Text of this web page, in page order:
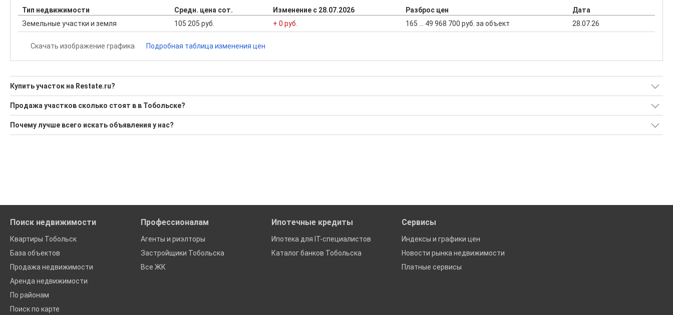
Тип недвижимости Средн. цена сот. Изменение с 28.07.2026 Разброс цен
Дата
Земельные участки и земля
105 205 руб. + 0 руб. 165 ... 49 968 700 руб. за объект 28.07.26
Скачать изображение графика Подробная таблица изменения цен
Купить участок на Restate.ru?
3 актуальных и проверенных объявления
Продажа участков сколько стоят в в Тобольске?
Минимальная цена: 350 000 Р. Максимальная цена: 3 490 000 Р; Средняя: 1 446 667 Р
Почему лучше всего искать объявления у нас?
Поиск недвижимости
Квартиры Тобольск
База объектов
Продажа недвижимости
Аренда недвижимости
По районам
Поиск по карте
Профессионалам
Агенты и риэлторы
Застройщики Тобольска
Все ЖК
Ипотечные кредиты
Ипотека для IT-специалистов
Каталог банков Тобольска
Сервисы
Индексы и графики цен
Новости рынка недвижимости
Платные сервисы